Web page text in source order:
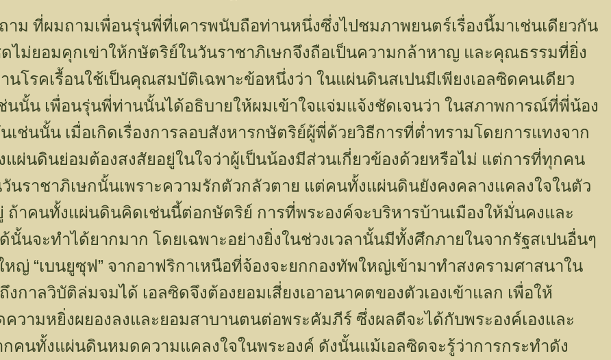
าม ที่ผมถามเพื่อนรุ่นพี่ที่เคารพนับถือท่านหนึ่งซึ่งไปชมภาพยนตร์เรื่องนี้มาเช่นเดียวกัน
ดไม่ยอมคุกเข่าให้กษัตริย์ในวันราชาภิเษกจึงถือเป็นความกล้าหาญ และคุณธรรมที่ยิ่ง
โรคเรื้อนใช้เป็นคุณสมบัติเฉพาะข้อหนึ่งว่า ในแผ่นดินสเปนมีเพียงเอลซิดคนเดียว
นนั้น เพื่อนรุ่นพี่ท่านนั้นได้อธิบายให้ผมเข้าใจแจ่มแจ้งชัดเจนว่า ในสภาพการณ์ที่พี่น้อง
เช่นนั้น เมื่อเกิดเรื่องการลอบสังหารกษัตริย์ผู้พี่ด้วยวิธีการที่ต่ำทรามโดยการแทงจาก
แผ่นดินย่อมต้องสงสัยอยู่ในใจว่าผู้เป็นน้องมีส่วนเกี่ยวข้องด้วยหรือไม่ แต่การที่ทุกคน
นราชาภิเษกนั้นเพราะความรักตัวกลัวตาย แต่คนทั้งแผ่นดินยังคงคลางแคลงใจในตัว
ถ้าคนทั้งแผ่นดินคิดเช่นนี้ต่อกษัตริย์ การที่พระองค์จะบริหารบ้านเมืองให้มั่นคงและ
ด้นั้นจะทำได้ยากมาก โดยเฉพาะอย่างยิ่งในช่วงเวลานั้นมีทั้งศึกภายในจากรัฐสเปนอื่นๆ
หญ่ “เบนยูซุฟ” จากอาฟริกาเหนือที่จ้องจะยกกองทัพใหญ่เข้ามาทำสงครามศาสนาใน
งกาลวิบัติล่มจมได้ เอลซิดจึงต้องยอมเสี่ยงเอาอนาคตของตัวเองเข้าแลก เพื่อให้
วามหยิ่งผยองลงและยอมสาบานตนต่อพระคัมภีร์ ซึ่งผลดีจะได้กับพระองค์เองและ
กคนทั้งแผ่นดินหมดความแคลงใจในพระองค์ ดังนั้นแม้เอลซิดจะรู้ว่าการกระทำดัง